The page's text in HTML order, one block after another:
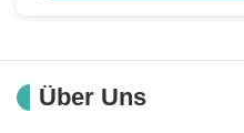
Über Uns